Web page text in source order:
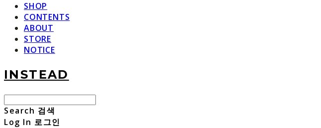
SHOP
CONTENTS
ABOUT
STORE
NOTICE
INSTEAD
Search 검색
Log In 로그인